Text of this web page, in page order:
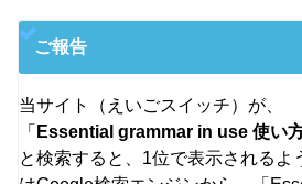
ご報告
当サイト（えいごスイッチ）が、
「Essential grammar in use 使い
と検索すると、1位で表示されるよ